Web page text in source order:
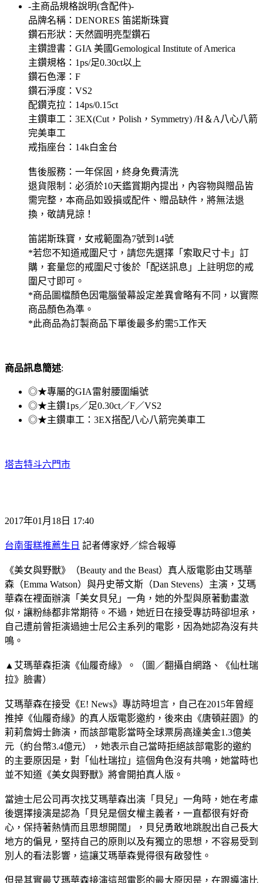
-主商品規格說明(含配件)-
品牌名稱：DENORES 笛諾斯珠寶
鑽石形狀：天然圓明亮型鑽石
主鑽證書：GIA 美國Gemological Institute of America
主鑽規格：1ps/足0.30ct以上
鑽石色澤：F
鑽石淨度：VS2
配鑽克拉：14ps/0.15ct
主鑽車工：3EX(Cut，Polish，Symmetry) /H＆A八心八箭
完美車工
戒指座台：14k白金台
售後服務：一年保固，終身免費清洗
退貨限制：必須於10天鑑賞期內提出，內容物與贈品皆
需完整，本商品如毀損或配件、贈品缺件，將無法退
換，敬請見諒！
笛諾斯珠寶，女戒範圍為7號到14號
*若您不知道戒圍尺寸，請您先選擇「索取尺寸卡」訂
購，套量您的戒圍尺寸後於「配送訊息」上註明您的戒
圍尺寸即可。
*商品圖檔顏色因電腦螢幕設定差異會略有不同，以實際
商品顏色為準。
*此商品為訂製商品下單後最多約需5工作天
商品訊息簡述:
◎★專屬的GIA雷射腰圍編號
◎★主鑽1ps／足0.30ct／F／VS2
◎★主鑽車工：3EX搭配八心八箭完美車工
塔吉特斗六門市
2017年01月18日 17:40
台南蛋糕推薦生日 記者傅家妤／綜合報導
《美女與野獸》（Beauty and the Beast）真人版電影由艾瑪華
森（Emma Watson）與丹史蒂文斯（Dan Stevens）主演，艾瑪
華森在裡面辦演「美女貝兒」一角，她的外型與原著動畫激
似，讓粉絲都非常期待。不過，她近日在接受專訪時卻坦承，
自己遭前曾拒演過迪士尼公主系列的電影，因為她認為沒有共
鳴。
▲艾瑪華森拒演《仙履奇緣》。（圖／翻攝自網路、《仙杜瑞
拉》臉書）
艾瑪華森在接受《E! News》專訪時坦言，自己在2015年曾經
推掉《仙履奇緣》的真人版電影邀約，後來由《唐頓莊園》的
莉莉詹姆士飾演，而該部電影當時全球票房高達美金1.3億美
元（約台幣3.4億元），她表示自己當時拒絕該部電影的邀約
的主要原因是，對「仙杜瑞拉」這個角色沒有共鳴，她當時也
並不知道《美女與野獸》將會開拍真人版。
當迪士尼公司再次找艾瑪華森出演「貝兒」一角時，她在考慮
後選擇接演是認為「貝兒是個女權主義者，一直都很有好奇
心，保持著熱情而且思想開闊」，貝兒勇敢地跳脫出自己長大
地方的偏見，堅持自己的原則以及有獨立的思想，不容易受到
別人的看法影響，這讓艾瑪華森覺得很有啟發性。
但是其實最艾瑪華森接演這部電影的最大原因是，在跟導演比